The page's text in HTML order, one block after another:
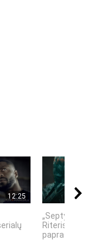
12:25
„Septynių
Riteris" – kai